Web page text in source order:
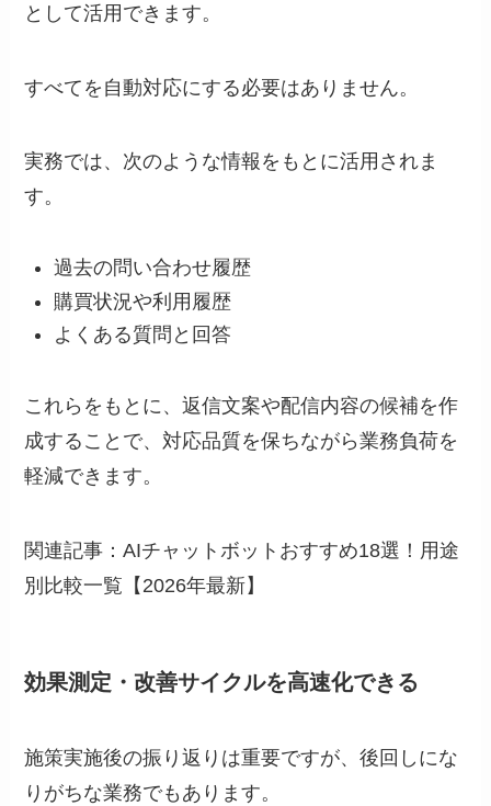
として活用できます。
すべてを自動対応にする必要はありません。
実務では、次のような情報をもとに活用されま
す。
過去の問い合わせ履歴
購買状況や利用履歴
よくある質問と回答
これらをもとに、返信文案や配信内容の候補を作
成することで、対応品質を保ちながら業務負荷を
軽減できます。
関連記事：AIチャットボットおすすめ18選！用途
別比較一覧【2026年最新】
効果測定・改善サイクルを高速化できる
施策実施後の振り返りは重要ですが、後回しにな
りがちな業務でもあります。